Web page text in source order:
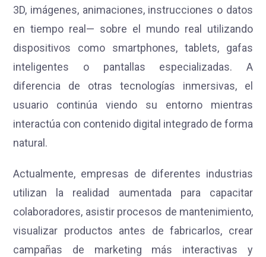
3D, imágenes, animaciones, instrucciones o datos
en tiempo real— sobre el mundo real utilizando
dispositivos como smartphones, tablets, gafas
inteligentes o pantallas especializadas. A
diferencia de otras tecnologías inmersivas, el
usuario continúa viendo su entorno mientras
interactúa con contenido digital integrado de forma
natural.
Actualmente, empresas de diferentes industrias
utilizan la realidad aumentada para capacitar
colaboradores, asistir procesos de mantenimiento,
visualizar productos antes de fabricarlos, crear
campañas de marketing más interactivas y